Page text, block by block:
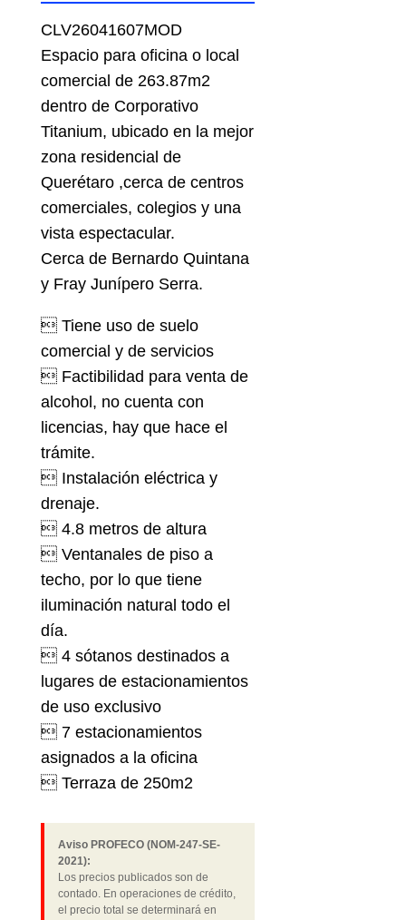
CLV26041607MOD
Espacio para oficina o local
comercial de 263.87m2
dentro de Corporativo
Titanium, ubicado en la mejor
zona residencial de
Querétaro ,cerca de centros
comerciales, colegios y una
vista espectacular.
Cerca de Bernardo Quintana
y Fray Junípero Serra.
 Tiene uso de suelo
comercial y de servicios
 Factibilidad para venta de
alcohol, no cuenta con
licencias, hay que hace el
trámite.
 Instalación eléctrica y
drenaje.
 4.8 metros de altura
 Ventanales de piso a
techo, por lo que tiene
iluminación natural todo el
día.
 4 sótanos destinados a
lugares de estacionamientos
de uso exclusivo
 7 estacionamientos
asignados a la oficina
 Terraza de 250m2
Aviso PROFECO (NOM-247-SE-
2021):
Los precios publicados son de
contado. En operaciones de crédito,
el precio total se determinará en